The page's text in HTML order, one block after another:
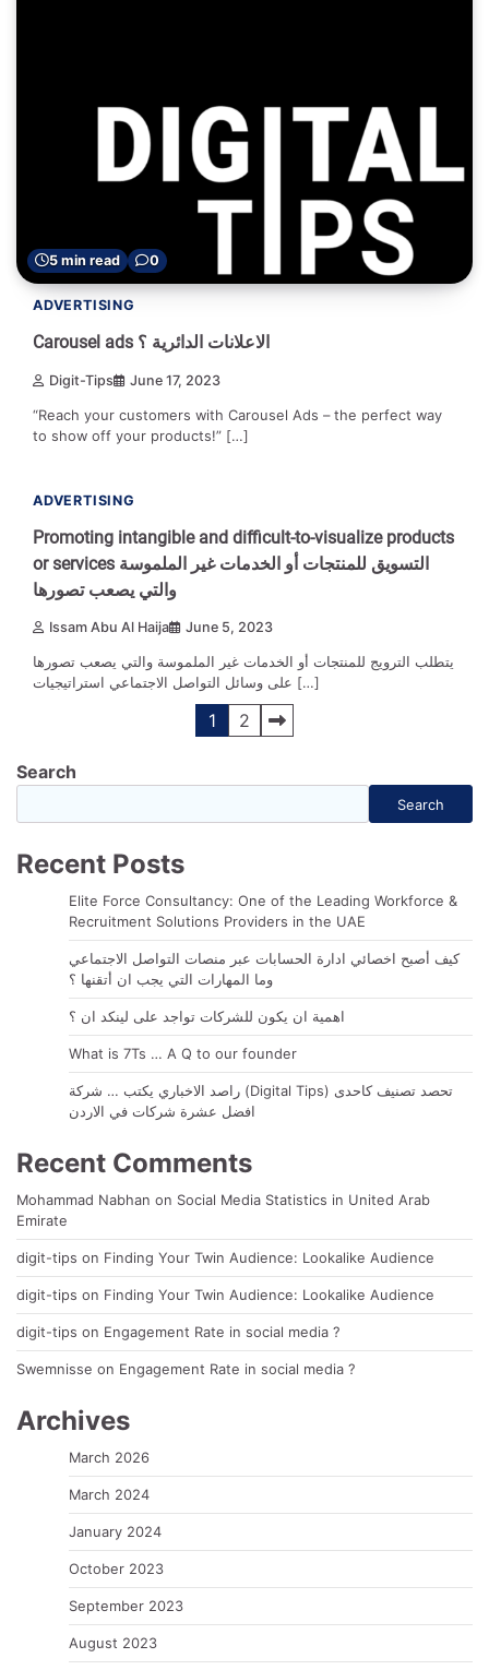
5 min read 0
ADVERTISING
Carousel ads الاعلانات الدائرية ؟
Digit-Tips June 17, 2023
“Reach your customers with Carousel Ads – the perfect way
to show off your products!” […]
ADVERTISING
Promoting intangible and difficult-to-visualize products
or services التسويق للمنتجات أو الخدمات غير الملموسة
والتي يصعب تصورها
Issam Abu Al Haija June 5, 2023
يتطلب الترويج للمنتجات أو الخدمات غير الملموسة والتي يصعب تصورها
على وسائل التواصل الاجتماعي استراتيجيات […]
navigation
1 2
Search
Search
Recent Posts
Elite Force Consultancy: One of the Leading Workforce &
Recruitment Solutions Providers in the UAE
كيف أصبح اخصائي ادارة الحسابات عبر منصات التواصل الاجتماعي
وما المهارات التي يجب ان أتقنها ؟
اهمية ان يكون للشركات تواجد على لينكد ان ؟
What is 7Ts … A Q to our founder
راصد الاخباري يكتب … شركة (Digital Tips) تحصد تصنيف كاحدى
افضل عشرة شركات في الاردن
Recent Comments
Mohammad Nabhan on Social Media Statistics in United Arab
Emirate
digit-tips on Finding Your Twin Audience: Lookalike Audience
digit-tips on Finding Your Twin Audience: Lookalike Audience
digit-tips on Engagement Rate in social media ?
Swemnisse on Engagement Rate in social media ?
Archives
March 2026
March 2024
January 2024
October 2023
September 2023
August 2023